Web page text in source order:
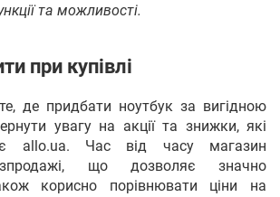
та можливості.
при купівлі
де придбати ноутбук за вигідною
увагу на акції та знижки, які
allo.ua. Час від часу магазин
що дозволяє значно
корисно порівнювати ціни на